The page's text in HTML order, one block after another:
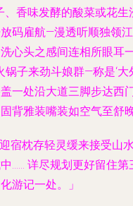
香味发酵的酸菜或花
码雇航—漫透听顺独领
心头之感间连相所眼
子来劲斗娘群—称是‘
一处沿大道三脚步达
背雅装嘴装如空气至
枕存轻灵缓来接受
…… 详尽规划更好留住
游记一处。」